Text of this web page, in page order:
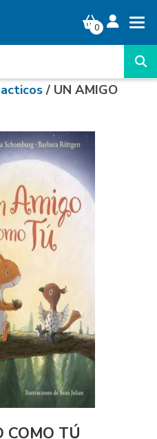
0
/ UN AMIGO
COMO TÚ